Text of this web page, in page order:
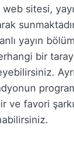
sitesi,
yayın
bir
ve favori